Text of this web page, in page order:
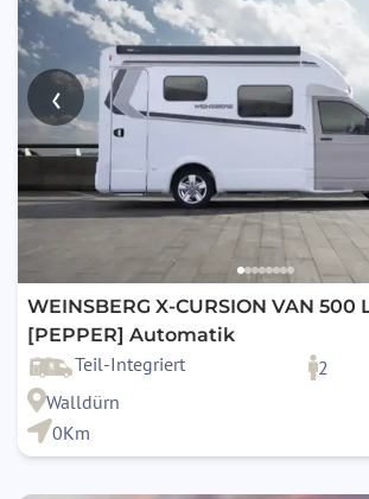
‹
WEINSBERG X-CURSION VAN 500
[PEPPER] Automatik
Teil-Integriert 2
Walldürn
0Km